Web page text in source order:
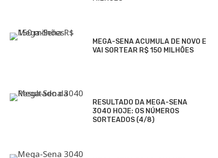
MEGA-SENA ACUMULA DE NOVO E
VAI SORTEAR R$ 150 MILHÕES
RESULTADO DA MEGA-SENA
3040 HOJE: OS NÚMEROS
SORTEADOS (4/8)